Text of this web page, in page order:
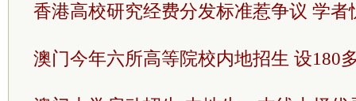
香港高校研究经费分发标准惹争议 学者
澳门今年六所高等院校内地招生 设180